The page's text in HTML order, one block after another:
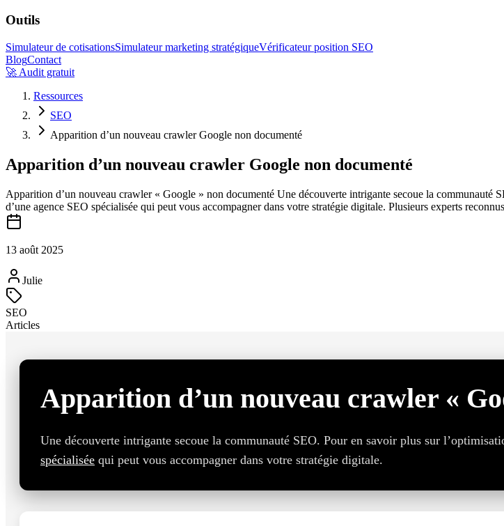
Outils
Simulateur de cotisationsSimulateur marketing stratégiqueVérificateur position SEO
BlogContact
🚀 Audit gratuit
Ressources
SEO
Apparition d’un nouveau crawler Google non documenté
Apparition d’un nouveau crawler Google non documenté
Apparition d’un nouveau crawler « Google » non documenté Une découverte intrigante secoue la communauté
d’une agence SEO spécialisée qui peut vous accompagner dans votre stratégie digitale. Plusieurs experts
13 août 2025
Julie
SEO
Articles
Apparition d’un nouveau crawler «
Une découverte intrigante secoue la communauté SEO. Pour en savoir plus sur
spécialisée qui peut vous accompagner dans votre stratégie digitale.